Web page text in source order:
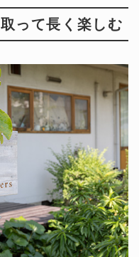
って長く楽しむ